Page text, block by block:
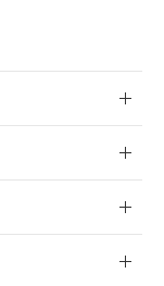
間は出
ら備考
を完了
い限
りま